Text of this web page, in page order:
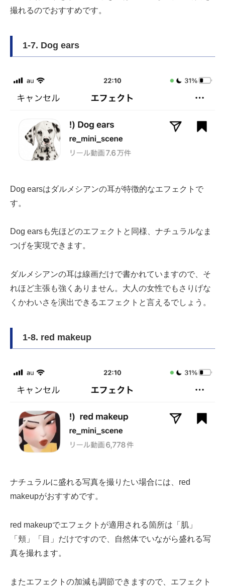
撮れるのでおすすめです。
1-7. Dog ears
Dog earsはダルメシアンの耳が特徴的なエフェクトで
す。
Dog earsも先ほどのエフェクトと同様、ナチュラルなま
つげを実現できます。
ダルメシアンの耳は線画だけで書かれていますので、そ
れほど主張も強くありません。大人の女性でもさりげな
くかわいさを演出できるエフェクトと言えるでしょう。
1-8. red makeup
ナチュラルに盛れる写真を撮りたい場合には、red
makeupがおすすめです。
red makeupでエフェクトが適用される箇所は「肌」
「頬」「目」だけですので、自然体でいながら盛れる写
真を撮れます。
またエフェクトの加減も調節できますので、エフェクト